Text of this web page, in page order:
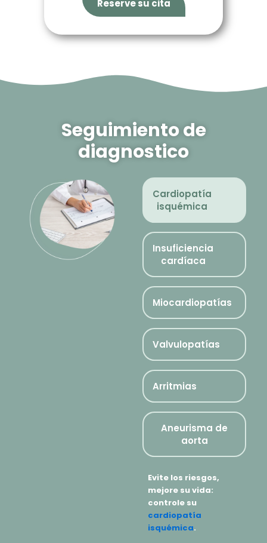
Reserve su cita
Seguimiento de
diagnostico
Cardiopatía
isquémica
Insuficiencia
cardíaca​
Miocardiopatías
Valvulopatías
Arritmias
Aneurisma de
aorta
Evite los riesgos,
mejore su vida:
controle su
cardiopatía
isquémica.